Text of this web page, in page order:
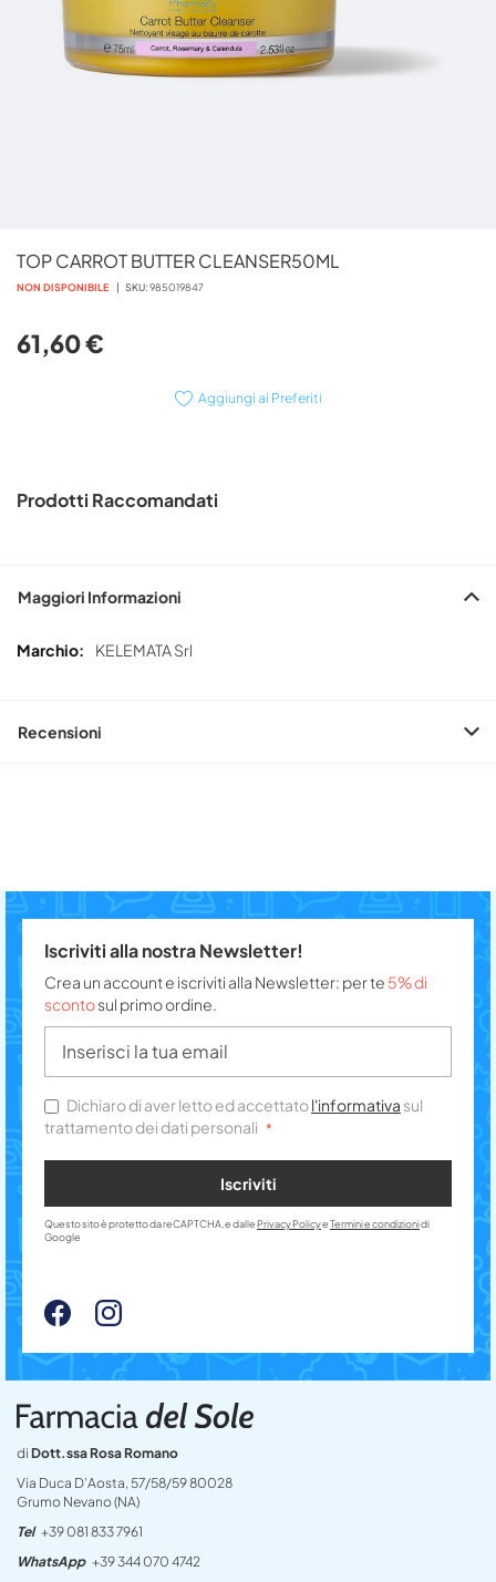
TOP CARROT BUTTER CLEANSER50ML
NON DISPONIBILE SKU 985019847
61,60 €
Aggiungi ai Preferiti
all'inizio
della
immagini
Prodotti Raccomandati
Maggiori Informazioni
Maggiori
KELEMATA Srl
Recensioni
di Dott.ssa Rosa Romano
Via Duca D’Aosta, 57/58/59 80028
Grumo Nevano (NA)
Tel +39 081 833 7961
WhatsApp +39 344 070 4742
Iscriviti alla nostra Newsletter!
Crea un account e iscriviti alla Newsletter: per te 5% di
scontosul primo ordine.
Dichiaro di aver letto ed accettatol'informativa sul
trattamento dei dati personali
Iscriviti
Questo sito è protetto da reCAPTCHA, e dalle Privacy PolicyeTermini e condizionidi
Google